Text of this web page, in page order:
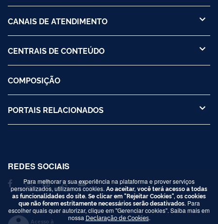
CANAIS DE ATENDIMENTO
CENTRAIS DE CONTEÚDO
COMPOSIÇÃO
PORTAIS RELACIONADOS
REDES SOCIAIS
Acesso à
Para melhorar a sua experiência na plataforma e prover serviços
personalizados, utilizamos cookies. Ao aceitar, você terá acesso a todas
as funcionalidades do site. Se clicar em "Rejeitar Cookies", os cookies
que não forem estritamente necessários serão desativados. Para
escolher quais quer autorizar, clique em "Gerenciar cookies". Saiba mais em
nossa Declaração de Cookies.